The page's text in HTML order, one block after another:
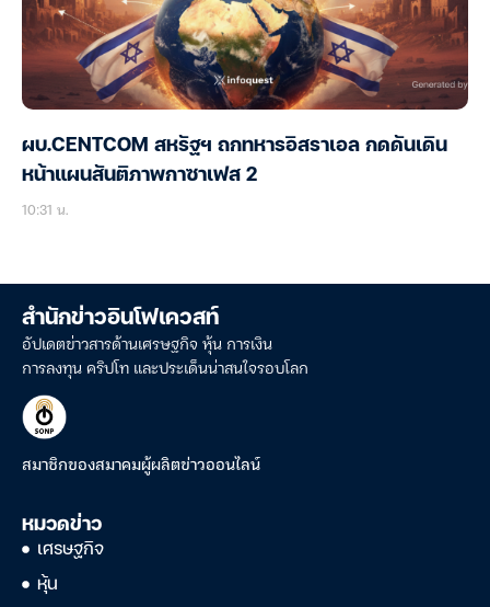
ผบ.CENTCOM สหรัฐฯ ถกทหารอิสราเอล กดดันเดิน
หน้าแผนสันติภาพกาซาเฟส 2
10:31 น.
สำนักข่าวอินโฟเควสท์
อัปเดตข่าวสารด้านเศรษฐกิจ หุ้น การเงิน
การลงทุน คริปโท และประเด็นน่าสนใจรอบโลก
สมาชิกของสมาคมผู้ผลิตข่าวออนไลน์
หมวดข่าว
เศรษฐกิจ
หุ้น